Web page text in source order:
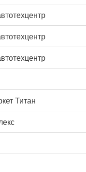
Титан